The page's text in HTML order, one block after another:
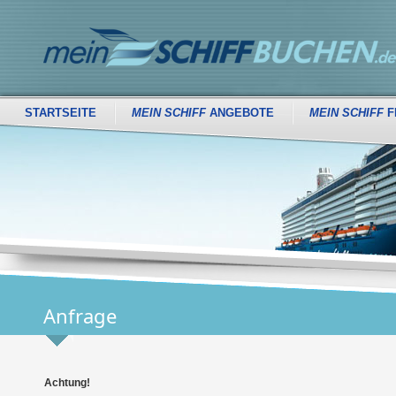
STARTSEITE MEIN SCHIFFANGEBOTE MEIN SCHIFF
Anfrage
Achtung!